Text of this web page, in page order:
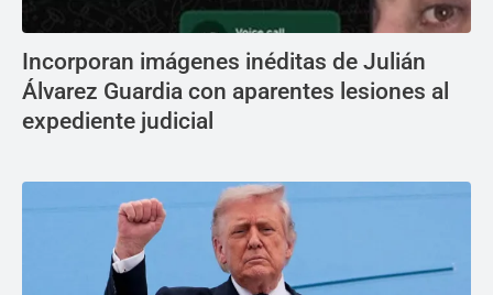
Incorporan imágenes inéditas de Julián
Álvarez Guardia con aparentes lesiones al
expediente judicial